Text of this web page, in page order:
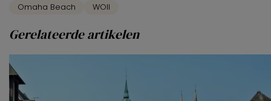
Omaha Beach
WOII
Gerelateerde artikelen